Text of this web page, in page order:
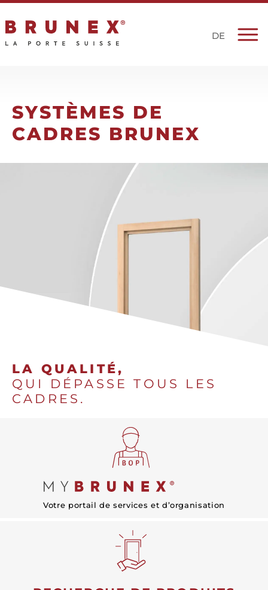
DE
SYSTÈMES DE
CADRES BRUNEX
LA QUALITÉ,
QUI DÉPASSE TOUS LES
CADRES.
Votre portail de services et d’organisation